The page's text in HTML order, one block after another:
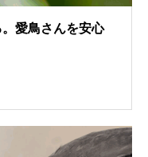
愛鳥さんを安心